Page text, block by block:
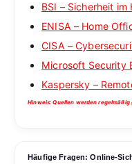
BSI – Sicherheit im
ENISA – Home
CISA –
Microsoft Security
Kaspersky –
Hinweis: Quellen werden
Häufige Fragen: Online-